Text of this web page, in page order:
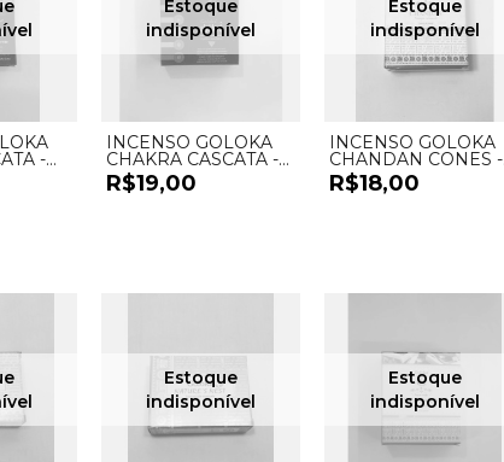
-
INCENSO GOLOKA
CHAKRA CASCATA -
UND
R$19,00
INCENSO GOLOKA
CHANDAN CONES -
UND
R$18,00